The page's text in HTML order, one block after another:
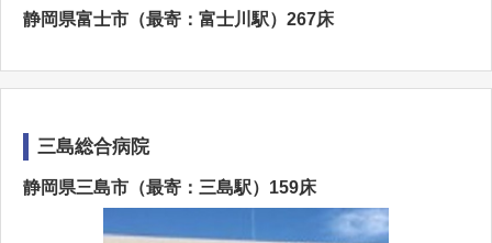
静岡県富士市（最寄：富士川駅）267床
三島総合病院
静岡県三島市（最寄：三島駅）159床